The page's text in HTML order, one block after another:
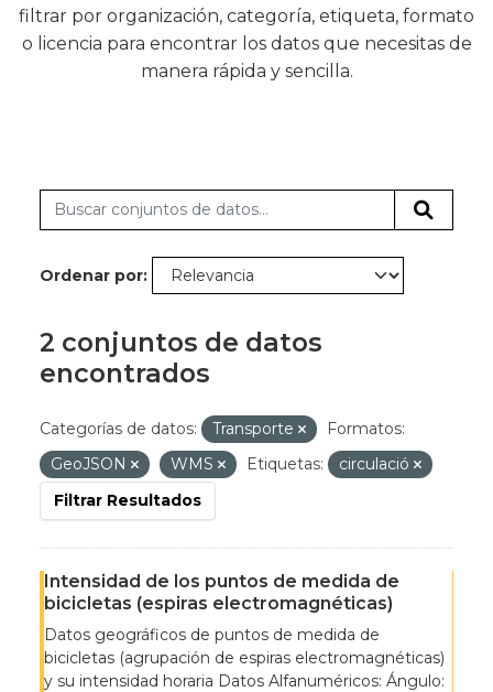
filtrar por organización, categoría, etiqueta, formato
o licencia para encontrar los datos que necesitas de
manera rápida y sencilla.
Ordenar por
2 conjuntos de datos
encontrados
Categorías de datos: Transporte
Formatos:
GeoJSON
WMS Etiquetas:
circulació
Filtrar Resultados
Intensidad de los puntos de medida de
bicicletas (espiras electromagnéticas)
Datos geográficos de puntos de medida de
bicicletas (agrupación de espiras electromagnéticas)
y su intensidad horaria Datos Alfanuméricos: Ángulo: